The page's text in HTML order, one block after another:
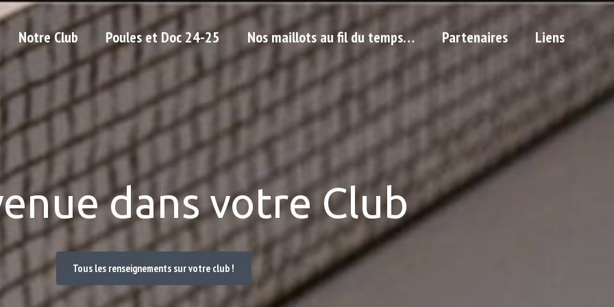
Notre Club Poules et Doc 24-25 Nos maillots au fil du temps… Partenaires Liens
dans votre Club
Tous les renseignements sur votre club !